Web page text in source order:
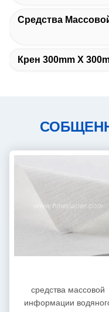
Средства
Крен 300mm X
средства массовой
информации